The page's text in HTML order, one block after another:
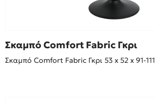
Σκαμπό Comfort Fabric Γκρι
Σκαμπό Comfort Fabric Γκρι 53 x 52 x 91-111